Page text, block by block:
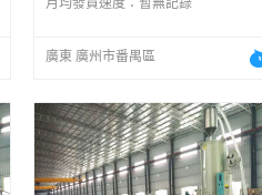
月均發貨速度： 暫無記錄
廣東 廣州市番禺區